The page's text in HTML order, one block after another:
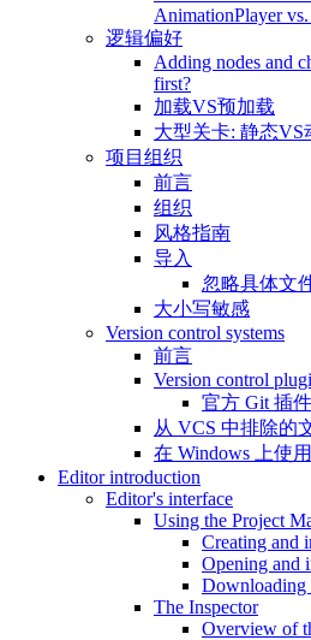
AnimationPlayer
逻辑偏好
Adding nodes and
first?
加载VS预加载
大型关卡: 静态VS
项目组织
前言
组织
风格指南
导入
忽略具体文
大小写敏感
Version control systems
前言
Version control
官方 Git 插件
从 VCS 中排除的
在 Windows 上使
Editor introduction
Editor's interface
Using the Project
Creating and
Opening and
Downloading
The Inspector
Overview of